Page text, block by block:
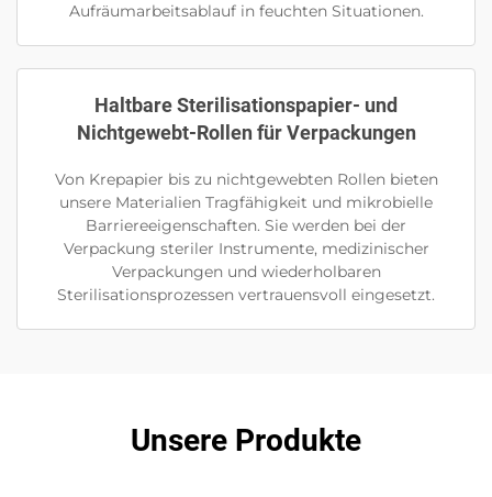
Aufräumarbeitsablauf in feuchten Situationen.
Haltbare Sterilisationspapier- und
Nichtgewebt-Rollen für Verpackungen
Von Krepapier bis zu nichtgewebten Rollen bieten
unsere Materialien Tragfähigkeit und mikrobielle
Barriereeigenschaften. Sie werden bei der
Verpackung steriler Instrumente, medizinischer
Verpackungen und wiederholbaren
Sterilisationsprozessen vertrauensvoll eingesetzt.
Unsere Produkte